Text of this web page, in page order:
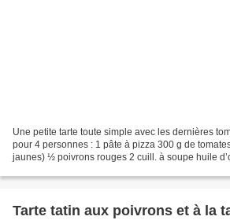
Une petite tarte toute simple avec les dernières
pour 4 personnes : 1 pâte à pizza 300 g de
jaunes) ½ poivrons rouges 2 cuill. à soupe huile
Tarte tatin aux poivrons et à la